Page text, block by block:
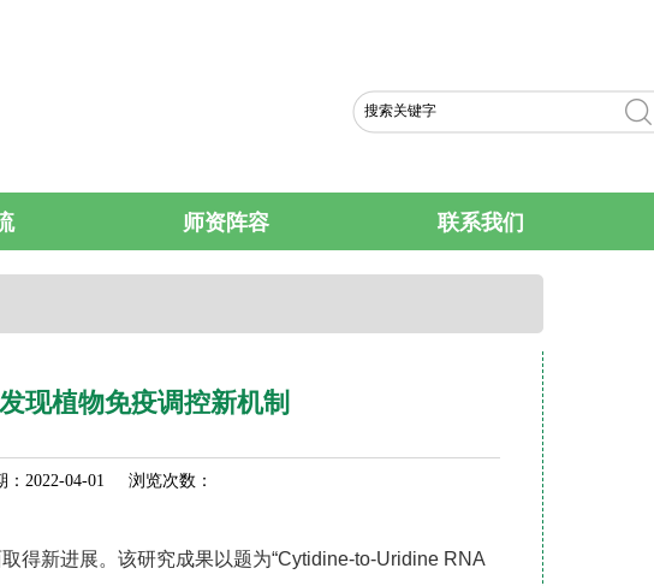
师资阵容 联系我们
现植物免疫调控新机制
2022-04-01 浏览次数：
得新进展。该研究成果以题为“Cytidine-to-Uridine RNA